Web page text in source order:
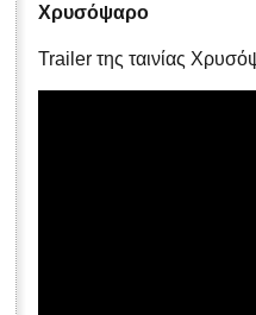
Χρυσόψαρο
Trailer της ταινίας